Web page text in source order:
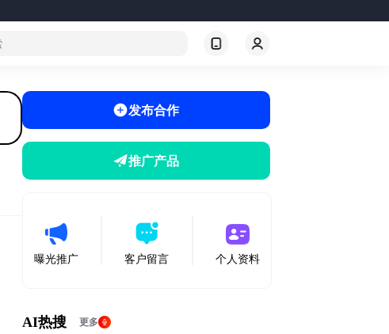
发布合作
推广产品
曝光推广 客户留言 个人资料
AI热搜 更多